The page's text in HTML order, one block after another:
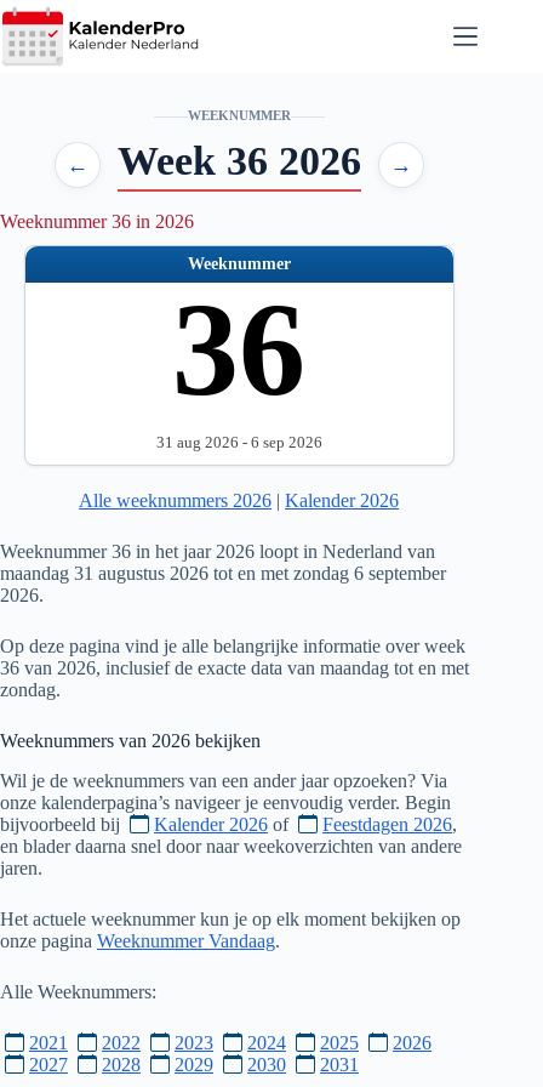
Ga
naar
de
WEEKNUMMER
← Week 36 2026 →
Weeknummer 36 in 2026
Weeknummer
36
31 aug 2026 - 6 sep 2026
Alle weeknummers 2026 |Kalender 2026
Weeknummer 36 in het jaar 2026 loopt in Nederland van
maandag 31 augustus 2026 tot en met zondag 6 september
2026.
Op deze pagina vind je alle belangrijke informatie over week
36 van 2026, inclusief de exacte data van maandag tot en met
zondag.
Weeknummers van 2026 bekijken
Wil je de weeknummers van een ander jaar opzoeken? Via
onze kalenderpagina’s navigeer je eenvoudig verder. Begin
bijvoorbeeld bij
Kalender 2026 of Feestdagen 2026,
en blader daarna snel door naar weekoverzichten van andere
jaren.
Het actuele weeknummer kun je op elk moment bekijken op
onze pagina Weeknummer Vandaag.
Alle Weeknummers:
2021 2022 2023 2024 2025
2026
2027
2028 2029 2030 2031